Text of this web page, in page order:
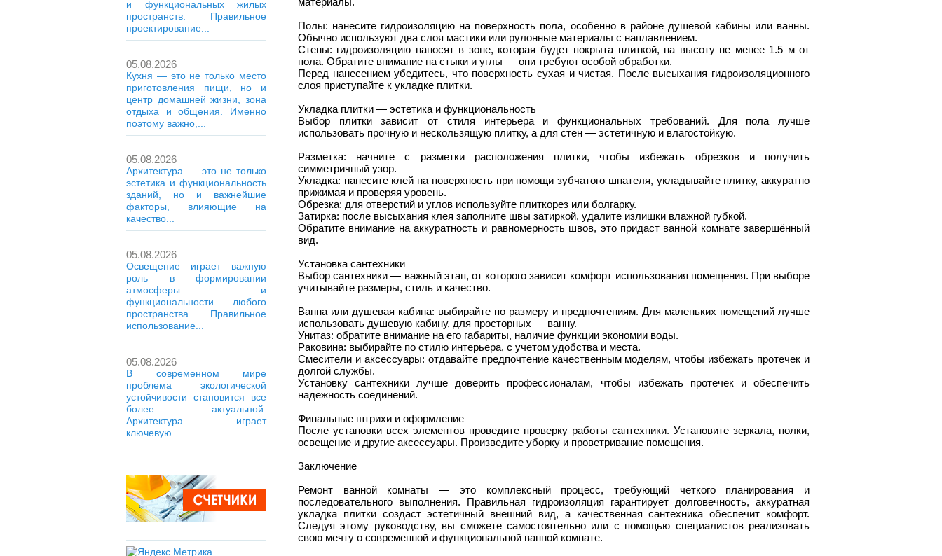
и функциональных жилых
пространств. Правильное
проектирование...
05.08.2026
Кухня — это не только место
приготовления пищи, но и
центр домашней жизни, зона
отдыха и общения. Именно
поэтому важно,...
05.08.2026
Архитектура — это не только
эстетика и функциональность
зданий, но и важнейшие
факторы, влияющие на
качество...
05.08.2026
Освещение играет важную
роль в формировании
атмосферы и
функциональности любого
пространства. Правильное
использование...
05.08.2026
В современном мире
проблема экологической
устойчивости становится все
более актуальной.
Архитектура играет
ключевую...
Полы: нанесите гидроизоляцию на поверхность пола, особенно в районе душевой кабины или ванны.
Обычно используют два слоя мастики или рулонные материалы с наплавлением.
Стены: гидроизоляцию наносят в зоне, которая будет покрыта плиткой, на высоту не менее 1.5 м от
пола. Обратите внимание на стыки и углы — они требуют особой обработки.
Перед нанесением убедитесь, что поверхность сухая и чистая. После высыхания гидроизоляционного
слоя приступайте к укладке плитки.
Укладка плитки — эстетика и функциональность
Выбор плитки зависит от стиля интерьера и функциональных требований. Для пола лучше
использовать прочную и нескользящую плитку, а для стен — эстетичную и влагостойкую.
Разметка: начните с разметки расположения плитки, чтобы избежать обрезков и получить
симметричный узор.
Укладка: нанесите клей на поверхность при помощи зубчатого шпателя, укладывайте плитку, аккуратно
прижимая и проверяя уровень.
Обрезка: для отверстий и углов используйте плиткорез или болгарку.
Затирка: после высыхания клея заполните швы затиркой, удалите излишки влажной губкой.
Обратите внимание на аккуратность и равномерность швов, это придаст ванной комнате завершённый
вид.
Установка сантехники
Выбор сантехники — важный этап, от которого зависит комфорт использования помещения. При выборе
учитывайте размеры, стиль и качество.
Ванна или душевая кабина: выбирайте по размеру и предпочтениям. Для маленьких помещений лучше
использовать душевую кабину, для просторных — ванну.
Унитаз: обратите внимание на его габариты, наличие функции экономии воды.
Раковина: выбирайте по стилю интерьера, с учетом удобства и места.
Смесители и аксессуары: отдавайте предпочтение качественным моделям, чтобы избежать протечек и
долгой службы.
Установку сантехники лучше доверить профессионалам, чтобы избежать протечек и обеспечить
надежность соединений.
Финальные штрихи и оформление
После установки всех элементов проведите проверку работы сантехники. Установите зеркала, полки,
освещение и другие аксессуары. Произведите уборку и проветривание помещения.
Заключение
Ремонт ванной комнаты — это комплексный процесс, требующий четкого планирования и
последовательного выполнения. Правильная гидроизоляция гарантирует долговечность, аккуратная
укладка плитки создаст эстетичный внешний вид, а качественная сантехника обеспечит комфорт.
Следуя этому руководству, вы сможете самостоятельно или с помощью специалистов реализовать
свою мечту о современной и функциональной ванной комнате.